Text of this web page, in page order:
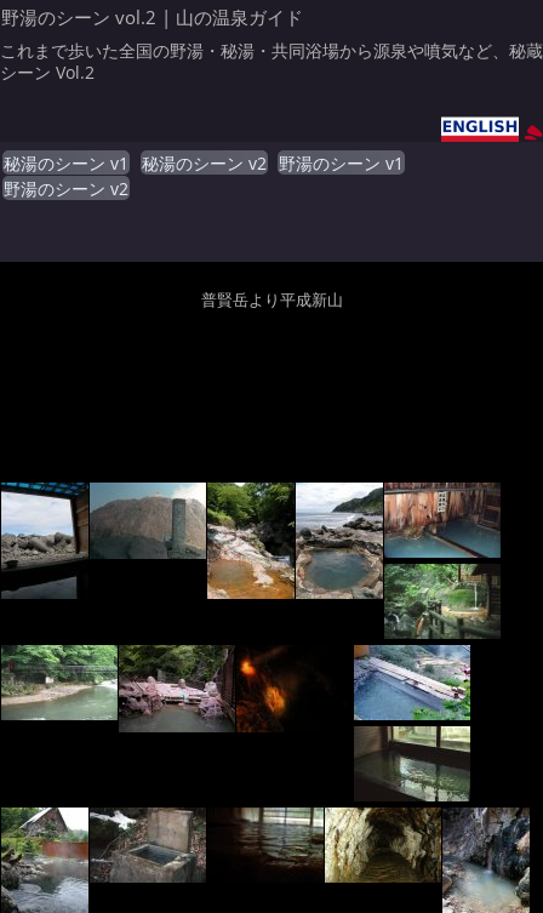
野湯のシーン vol.2 | 山の温泉ガイド
これまで歩いた全国の野湯・秘湯・共同浴場から源泉や噴気など、秘蔵
シーン Vol.2
秘湯のシーン v1 秘湯のシーン v2
野湯のシーン v1
野湯のシーン v2
普賢岳より平成新山